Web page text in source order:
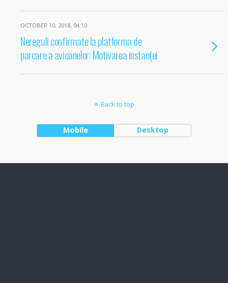
OCTOBER 10, 2018, 04:10
Nereguli confirmate la platforma de
parcare a avioanelor: Motivarea instanței
Back to top
Mobile Desktop